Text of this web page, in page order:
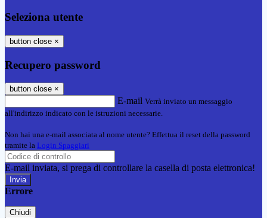
Seleziona utente
button close ×
Recupero password
button close ×
E-mail Verrà inviato un messaggio
all'indirizzo indicato con le istruzioni necessarie.
Non hai una e-mail associata al nome utente? Effettua il reset della password
tramite la Login Spaggiari
E-mail inviata, si prega di controllare la casella di posta elettronica!
Errore
Chiudi